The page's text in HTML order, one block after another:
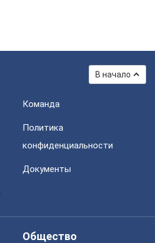
В начало
Команда
Политика
конфиденциальности
Документы
Общество